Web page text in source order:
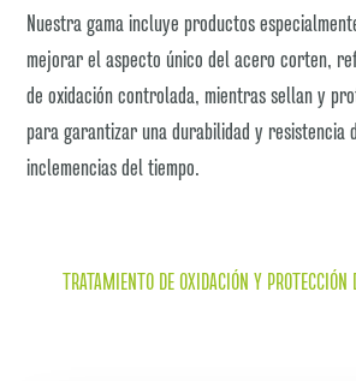
Nuestra gama incluye productos
mejorar el aspecto único del acero corten,
de oxidación controlada, mientras sellan y
para garantizar una durabilidad y resistencia
inclemencias del tiempo.
TRATAMIENTO DE OXIDACIÓN Y PROTECCIÓN